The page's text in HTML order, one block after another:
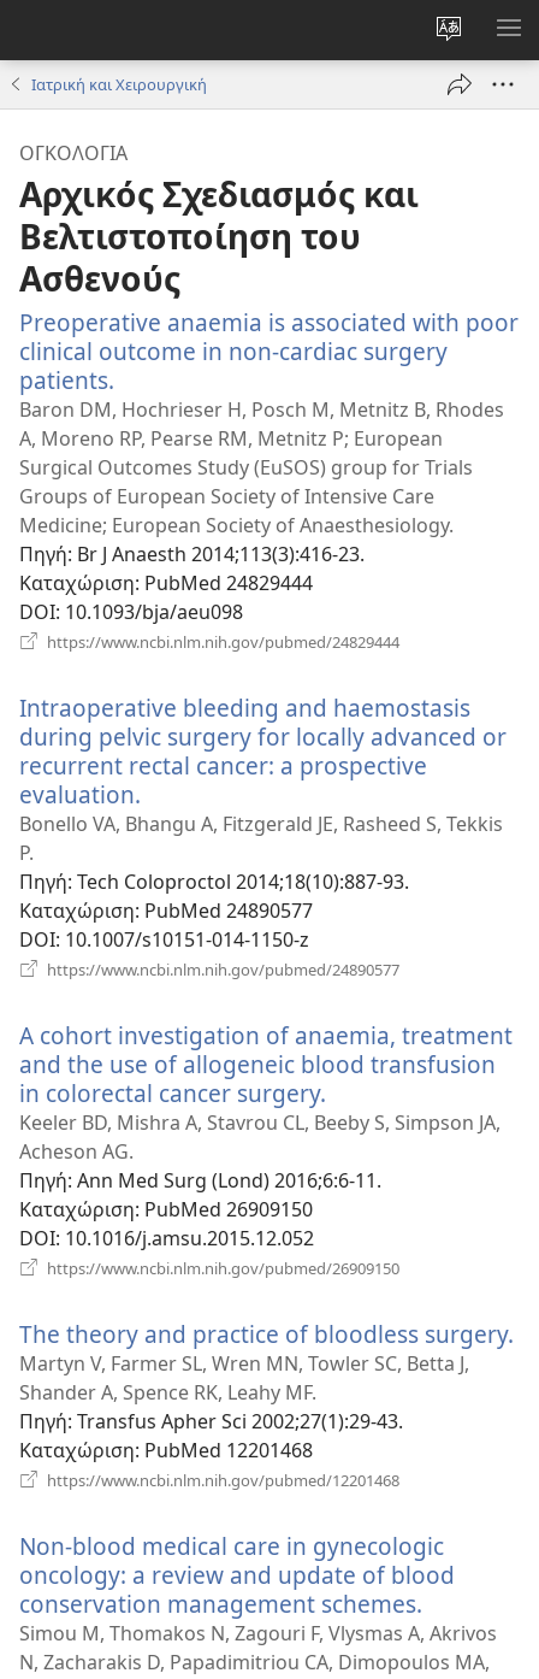
Αλλαγή
γλώσσας
Ιατρική και Χειρουργική
ΟΓΚΟΛΟΓΊΑ
Αρχικός Σχεδιασμός και
Βελτιστοποίηση του
Ασθενούς
Preoperative anaemia is associated with poor
clinical outcome in non-cardiac surgery
patients.
νέο
παράθυρο)
Baron DM, Hochrieser H, Posch M, Metnitz B, Rhodes
A, Moreno RP, Pearse RM, Metnitz P; European
Surgical Outcomes Study (EuSOS) group for Trials
Groups of European Society of Intensive Care
Medicine; European Society of Anaesthesiology.
Πηγή‎: Br J Anaesth 2014;113(3):416-23.
Καταχώριση‎: PubMed 24829444
DOI‎: 10.1093/bja/aeu098
https://www.ncbi.nlm.nih.gov/pubmed/24829444
Intraoperative bleeding and haemostasis
during pelvic surgery for locally advanced or
recurrent rectal cancer: a prospective
evaluation.
νέο
Bonello VA, Bhangu A, Fitzgerald JE, Rasheed S, Tekkis
P.
Πηγή‎: Tech Coloproctol 2014;18(10):887-93.
Καταχώριση‎: PubMed 24890577
DOI‎: 10.1007/s10151-014-1150-z
https://www.ncbi.nlm.nih.gov/pubmed/24890577
A cohort investigation of anaemia, treatment
and the use of allogeneic blood transfusion
in colorectal cancer surgery.
νέο
Keeler BD, Mishra A, Stavrou CL, Beeby S, Simpson JA,
Acheson AG.
Πηγή‎: Ann Med Surg (Lond) 2016;6:6-11.
Καταχώριση‎: PubMed 26909150
DOI‎: 10.1016/j.amsu.2015.12.052
https://www.ncbi.nlm.nih.gov/pubmed/26909150
The theory and practice of bloodless surgery.
Martyn V, Farmer SL, Wren MN, Towler SC, Betta J,
Shander A, Spence RK, Leahy MF.
Πηγή‎: Transfus Apher Sci 2002;27(1):29-43.
Καταχώριση‎: PubMed 12201468
https://www.ncbi.nlm.nih.gov/pubmed/12201468
Non-blood medical care in gynecologic
oncology: a review and update of blood
conservation management schemes.
νέο
παράθυρο)
Simou M, Thomakos N, Zagouri F, Vlysmas A, Akrivos
N, Zacharakis D, Papadimitriou CA, Dimopoulos MA,